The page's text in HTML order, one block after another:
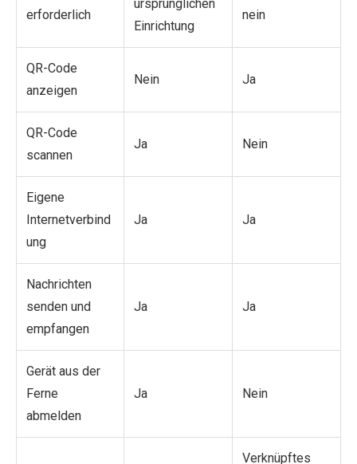
erforderlich
ursprünglichen
Einrichtung
nein
QR-Code
anzeigen
Nein Ja
QR-Code
scannen
Ja Nein
Eigene
Internetverbind
ung
Ja Ja
Nachrichten
senden und
empfangen
Ja Ja
Gerät aus der
Ferne
abmelden
Ja Nein
Verknüpftes